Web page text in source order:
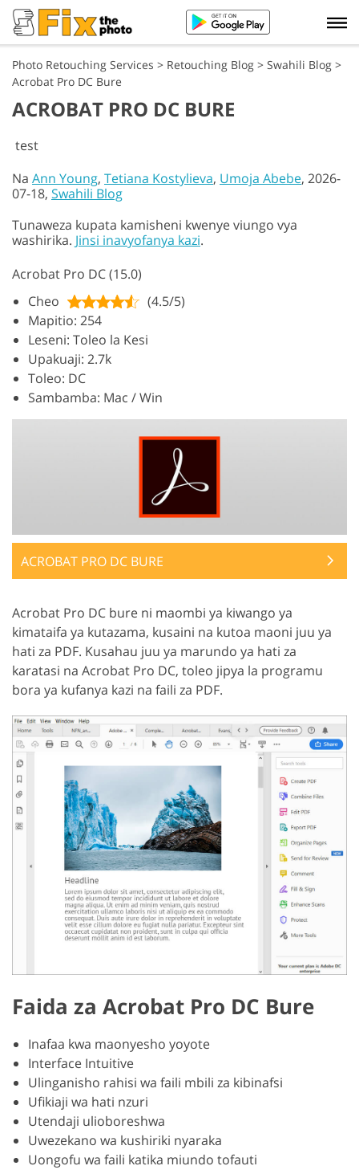
Photo Retouching Services > Retouching Blog > Swahili Blog >
Acrobat Pro DC Bure
ACROBAT PRO DC BURE
test
Na Ann Young, Tetiana Kostylieva, Umoja Abebe, 2026-
07-18, Swahili Blog
Tunaweza kupata kamisheni kwenye viungo vya
washirika. Jinsi inavyofanya kazi.
Acrobat Pro DC (15.0)
Cheo
(4.5/5)
Mapitio: 254
Leseni: Toleo la Kesi
Upakuaji: 2.7k
Toleo: DC
Sambamba: Mac / Win
ACROBAT PRO DC BURE
Acrobat Pro DC bure ni maombi ya kiwango ya
kimataifa ya kutazama, kusaini na kutoa maoni juu ya
hati za PDF. Kusahau juu ya marundo ya hati za
karatasi na Acrobat Pro DC, toleo jipya la programu
bora ya kufanya kazi na faili za PDF.
Faida za Acrobat Pro DC Bure
Inafaa kwa maonyesho yoyote
Interface Intuitive
Ulinganisho rahisi wa faili mbili za kibinafsi
Ufikiaji wa hati nzuri
Utendaji ulioboreshwa
Uwezekano wa kushiriki nyaraka
Uongofu wa faili katika miundo tofauti